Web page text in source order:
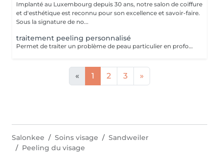
Implanté au Luxembourg depuis 30 ans, notre salon de coiffure
et d'esthétique est reconnu pour son excellence et savoir-faire.
Sous la signature de no...
traitement peeling personnalisé
Permet de traiter un problème de peau particulier en profondeur par exfoliation, sans traumatisme important pour la peau. Avec quatre produits domicile. Fréquence toutes les deux semaines. Exposition au soleil interdite sans protection pendant la durée du traitement. Tous nos soins et traitements sont mixtes hommes et femmes. Les traitements en cure sont valables six mois. Sur conseil de votre esthéticienne, des combinaisons de soins et de traitements sont possibles, afin d'obtenir un résultat optimal. Attention certain traitements nécessitent des explications préalables ainsi qu'une commande spécifique des coffrets et de soins personnalisés.
« 1 2 3 »
Salonkee Soins visage
Sandweiler
Peeling du visage